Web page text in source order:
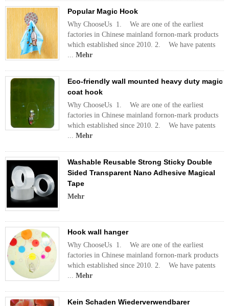
Popular Magic Hook
Why ChooseUs 1. We are one of the earliest
factories in Chinese mainland fornon-mark products
which established since 2010. 2. We have patents
... Mehr
Eco-friendly wall mounted heavy duty magic
coat hook
Why ChooseUs 1. We are one of the earliest
factories in Chinese mainland fornon-mark products
which established since 2010. 2. We have patents
... Mehr
Washable Reusable Strong Sticky Double
Sided Transparent Nano Adhesive Magical
Tape
Mehr
Hook wall hanger
Why ChooseUs 1. We are one of the earliest
factories in Chinese mainland fornon-mark products
which established since 2010. 2. We have patents
... Mehr
Kein Schaden Wiederverwendbarer